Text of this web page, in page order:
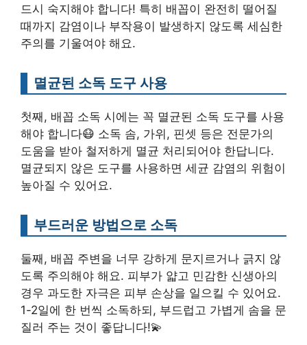
드시 숙지해야 합니다! 특히 배꼽이 완전히 떨어질
때까지 감염이나 부작용이 발생하지 않도록 세심한
주의를 기울여야 해요.
멸균된 소독 도구 사용
첫째, 배꼽 소독 시에는 꼭 멸균된 소독 도구를 사용
해야 합니다😷 소독 솜, 가위, 핀셋 등은 전문가의
도움을 받아 철저하게 멸균 처리되어야 한답니다.
멸균되지 않은 도구를 사용하면 세균 감염의 위험이
높아질 수 있어요.
부드러운 방법으로 소독
둘째, 배꼽 주변을 너무 강하게 문지르거나 긁지 않
도록 주의해야 해요. 피부가 얇고 민감한 신생아의
경우 과도한 자극은 피부 손상을 일으킬 수 있어요.
1-2일에 한 번씩 소독하되, 부드럽고 가볍게 솜을 문
질러 주는 것이 좋답니다!💫